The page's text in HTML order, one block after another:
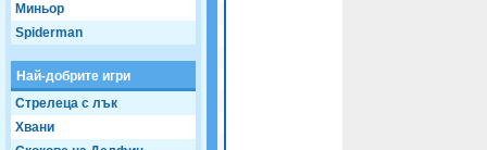
Миньор
Spiderman
Най-добрите игри
Стрелеца с лък
Хвани